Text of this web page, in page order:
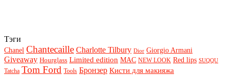
Тэги
Chanel Chantecaille Charlotte Tilbury Dior Giorgio Armani
Giveaway Hourglass Limited edition MAC NEW LOOK Red lips SUQQU
Tatcha Tom Ford Tools Бронзер Кисти для макияжа